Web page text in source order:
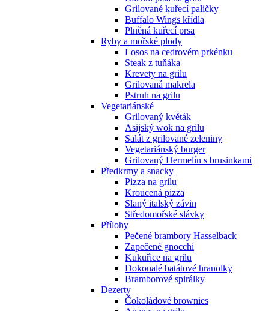
Grilované kuřecí paličky
Buffalo Wings křídla
Plněná kuřecí prsa
Ryby a mořské plody
Losos na cedrovém prkénku
Steak z tuňáka
Krevety na grilu
Grilovaná makrela
Pstruh na grilu
Vegetariánské
Grilovaný květák
Asijský wok na grilu
Salát z grilované zeleniny
Vegetariánský burger
Grilovaný Hermelín s brusinkami
Předkrmy a snacky
Pizza na grilu
Kroucená pizza
Slaný italský závin
Středomořské slávky
Přílohy
Pečené brambory Hasselback
Zapečené gnocchi
Kukuřice na grilu
Dokonalé batátové hranolky
Bramborové spirálky
Dezerty
Čokoládové brownies